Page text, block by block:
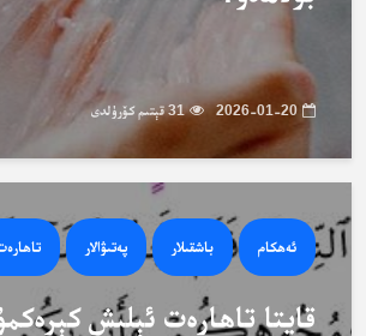
2026-01-20 31 قېتىم كۆرۈلدى
ئەھكام باشقىلار پەتىۋالار
قايتا تاھارەت ئېلىش